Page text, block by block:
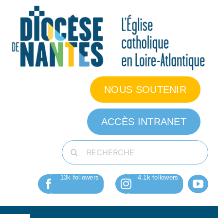
NOUS SOUTENIR
ACCÈS INTRANET
Rechercher: